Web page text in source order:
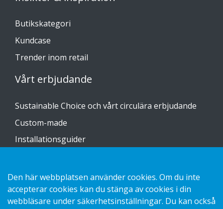
Butikskategori
Kundcase
Trender inom retail
Vårt erbjudande
Sustainable Choice och vårt circulära erbjudande
Custom-made
Installationsguider
Kontakta oss
Hantering av personuppgifter GDPR
Den här webbplatsen använder cookies. Om du inte
accepterar cookies kan du stänga av cookies i din
webbläsare under säkerhetsinställningar. Du kan också